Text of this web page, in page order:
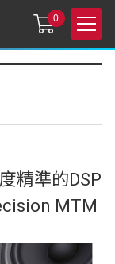
0
精準的DSP
MTM